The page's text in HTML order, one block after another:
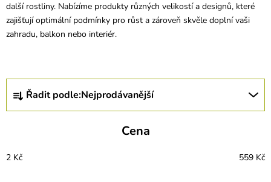
další rostliny. Nabízíme produkty různých velikostí a designů, které
zajišťují optimální podmínky pro růst a zároveň skvěle doplní vaši
zahradu, balkon nebo interiér.
Ř
z
í
p
Řadit podle:Nejprodávanější
Cena
2 Kč 559 Kč